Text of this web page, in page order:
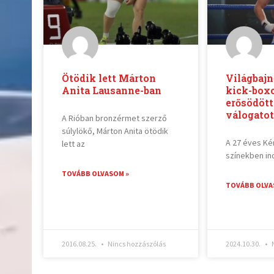
Ötödik lett Márton
Anita Lausanne-ban
A Rióban bronzérmet szerző
súlylökő, Márton Anita ötödik
lett az
TOVÁBB OLVASOM »
2016.08.25. Nincs hozzászólás
kick-
A 27 éves
színekben
TOVÁBB
2024.10.30.